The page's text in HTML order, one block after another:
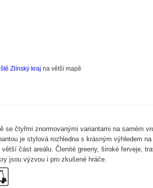
Zlínský kraj na větší mapě
se čtyřmi znormovanými variantami na samém
je stylová rozhledna s krásným výhledem
větší část areálu. Členité greeny, široké ferveje,
jsou výzvou i pro zkušené hráče.